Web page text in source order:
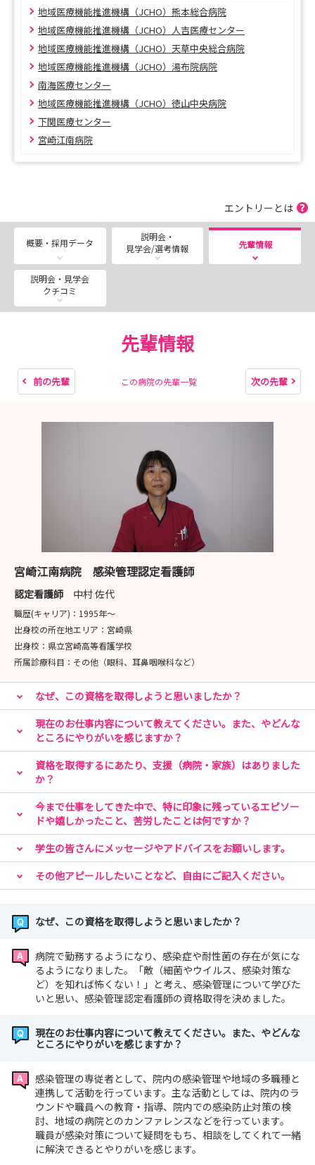
地域医療機能推進機構（JCHO）熊本総合病院
地域医療機能推進機構（JCHO）人吉医療センター
地域医療機能推進機構（JCHO）天草中央総合病院
地域医療機能推進機構（JCHO）湯布院病院
南海医療センター
地域医療機能推進機構（JCHO）徳山中央病院
下関医療センター
宮崎江南病院
エントリーとは
概要・採用データ
説明会・
見学会/選考情報
先輩情報
説明会・見学会
クチコミ
先輩情報
前の先輩 この病院の先輩一覧 次の先輩
宮崎江南病院 感染管理認定看護師
認定看護師 中村 佐代
職歴(キャリア)： 1995年〜
出身校の所在地エリア： 宮崎県
出身校： 県立宮崎高等看護学校
所属診療科目： その他（眼科、耳鼻咽喉科など）
なぜ、この資格を取得しようと思いましたか？
現在のお仕事内容について教えてください。また、やどんな
ところにやりがいを感じますか？
資格を取得するにあたり、支援（病院・家族）はありました
か？
今まで仕事をしてきた中で、特に印象に残っているエピソー
ドや嬉しかったこと、苦労したことは何ですか？
学生の皆さんにメッセージやアドバイスをお願いします。
その他アピールしたいことなど、自由にご記入ください。
なぜ、この資格を取得しようと思いましたか？
病院で勤務するようになり、感染症や耐性菌の存在が気にな
るようになりました。「敵（細菌やウイルス、感染対策な
ど）を知れば怖くない！」と考え、感染管理について学びた
いと思い、感染管理認定看護師の資格取得を決めました。
現在のお仕事内容について教えてください。また、やどんな
ところにやりがいを感じますか？
感染管理の専従者として、院内の感染管理や地域の多職種と
連携して活動を行っています。主な活動としては、院内のラ
ウンドや職員への教育・指導、院内での感染防止対策の検
討、地域の病院とのカンファレンスなどを行っています。
職員が感染対策について疑問をもち、相談をしてくれて一緒
に解決できるとやりがいを感じます。